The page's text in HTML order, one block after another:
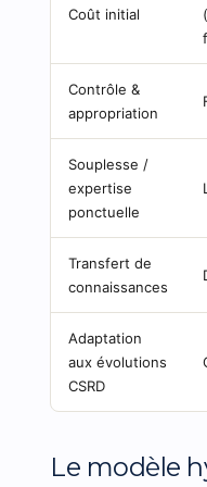
Coût initial
Contrôle &
appropriation
Souplesse /
expertise
ponctuelle
Transfert de
connaissances
Adaptation
aux évolutions
CSRD
Le modèle